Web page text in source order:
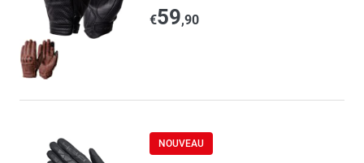
€59,90
NOUVEAU